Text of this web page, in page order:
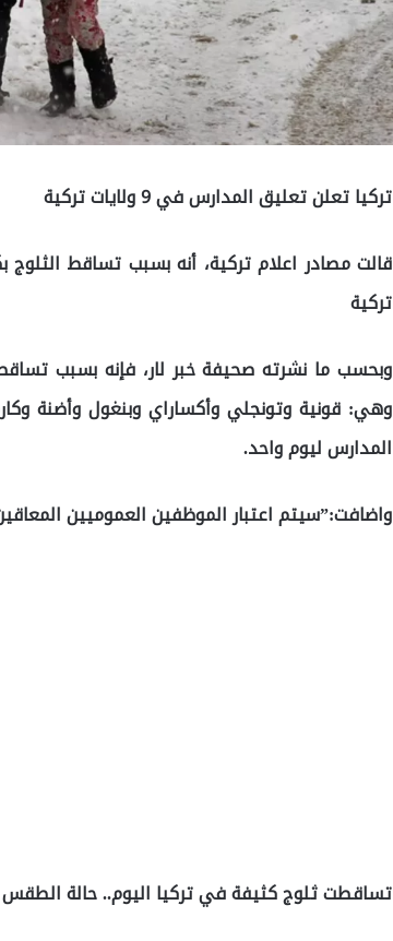
تركيا تعلن تعليق المدارس في 9 ولايات تركية
تركية
وهي: قونية وتونجلي وأكساراي وبنغول وأضنة
المدارس ليوم واحد.
واضافت:”سيتم اعتبار الموظفين العموميين
تساقطت ثلوج كثيفة في تركيا اليوم.. حالة الطقس لـ 5 أيام